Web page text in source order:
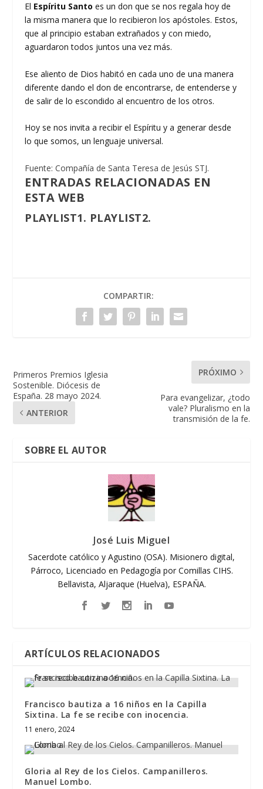
El Espíritu Santoes un don que se nos regala hoy de
la misma manera que lo recibieron los apóstoles. Estos,
que al principio estaban extrañados y con miedo,
aguardaron todos juntos una vez más.
Ese aliento de Dios habitó en cada uno de una manera
diferente dando el don de encontrarse, de entenderse y
de salir de lo escondido al encuentro de los otros.
Hoy se nos invita a recibir el Espíritu y a generar desde
lo que somos, un lenguaje universal.
Fuente: Compañía de Santa Teresa de Jesús STJ.
ENTRADAS RELACIONADAS EN
ESTA WEB
PLAYLIST1. PLAYLIST2.
COMPARTIR:
Primeros Premios Iglesia
Sostenible. Diócesis de
España. 28 mayo 2024.
ANTERIOR
PRÓXIMO
Para evangelizar, ¿todo
vale? Pluralismo en la
transmisión de la fe.
SOBRE EL AUTOR
José Luis Miguel
Sacerdote católico y Agustino (OSA). Misionero digital,
Párroco, Licenciado en Pedagogía por Comillas CIHS.
Bellavista, Aljaraque (Huelva), ESPAÑA.
ARTÍCULOS RELACIONADOS
Francisco bautiza a 16 niños en la Capilla
Sixtina. La fe se recibe con inocencia.
11 enero, 2024
Gloria al Rey de los Cielos. Campanilleros.
Manuel Lombo.